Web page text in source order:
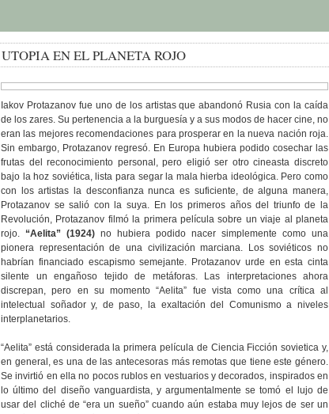
UTOPIA EN EL PLANETA ROJO
Iakov Protazanov fue uno de los artistas que abandonó Rusia con la caída
de los zares. Su pertenencia a la burguesía y a sus modos de hacer cine, no
eran las mejores recomendaciones para prosperar en la nueva nación roja.
Sin embargo, Protazanov regresó. En Europa hubiera podido cosechar las
frutas del reconocimiento personal, pero eligió ser otro cineasta discreto
bajo la hoz soviética, lista para segar la mala hierba ideológica. Pero como
con los artistas la desconfianza nunca es suficiente, de alguna manera,
Protazanov se salió con la suya. En los primeros años del triunfo de la
Revolución, Protazanov filmó la primera película sobre un viaje al planeta
rojo. “Aelita” (1924) no hubiera podido nacer simplemente como una
pionera representación de una civilización marciana. Los soviéticos no
habrían financiado escapismo semejante. Protazanov urde en esta cinta
silente un engañoso tejido de metáforas. Las interpretaciones ahora
discrepan, pero en su momento “Aelita” fue vista como una crítica al
intelectual soñador y, de paso, la exaltación del Comunismo a niveles
interplanetarios.
“Aelita” está considerada la primera película de Ciencia Ficción sovietica y,
en general, es una de las antecesoras más remotas que tiene este género.
Se invirtió en ella no pocos rublos en vestuarios y decorados, inspirados en
lo último del diseño vanguardista, y argumentalmente se tomó el lujo de
usar del cliché de “era un sueño” cuando aún estaba muy lejos de ser un